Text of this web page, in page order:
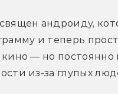
андроиду,
и теперь
— но постоянно
из-за глупых